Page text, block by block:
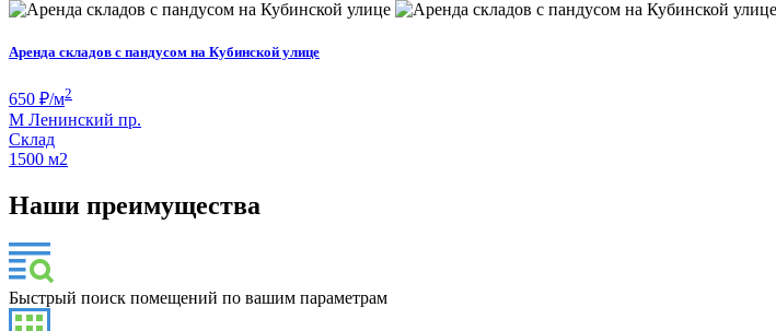
Аренда складов с пандусом на Кубинской улице
650 ₽/м2
М Ленинский пр.
Склад
1500 м2
Наши преимущества
Быстрый поиск помещений по вашим параметрам